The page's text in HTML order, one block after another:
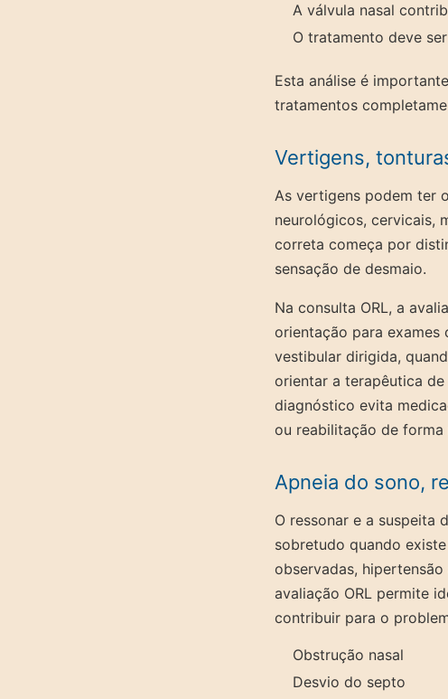
A válvula nasal
O tratamento deve
Esta análise é
tratamentos
Vertigens,
As vertigens podem ter
neurológicos, cervicais,
correta começa por
sensação de desmaio.
Na consulta ORL, a
orientação para exames
vestibular dirigida,
orientar a terapêutica
diagnóstico evita
ou reabilitação de forma
Apneia do sono,
O ressonar e a suspeita
sobretudo quando
observadas,
avaliação ORL permite
contribuir para o
Obstrução nasal
Desvio do septo